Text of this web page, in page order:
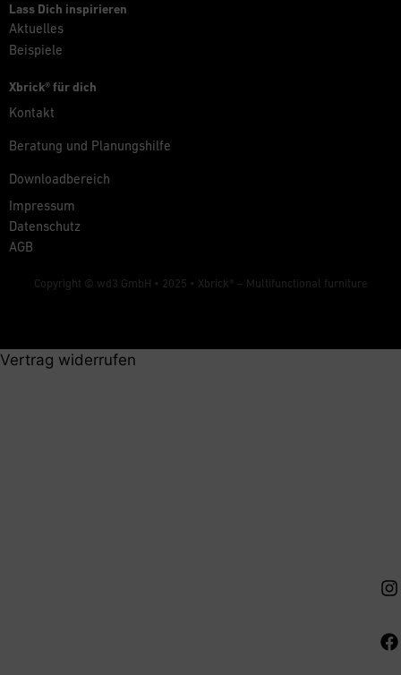
Lass Dich inspirieren
Aktuelles
Beispiele
Xbrick® für dich
Kontakt
Beratung und Planungshilfe
Downloadbereich
Impressum
Datenschutz
AGB
Copyright © wd3 GmbH • 2025 • Xbrick® – Multifunctional furniture
Vertrag widerrufen